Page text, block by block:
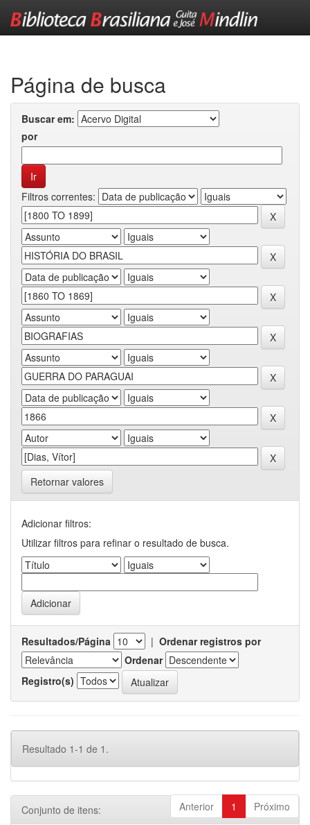
Página de busca
Buscar em:
por
Filtros correntes:
Retornar valores
Adicionar filtros:
Utilizar filtros para refinar o resultado de busca.
Resultados/Página | Ordenar registros por
Ordenar
Registro(s)
Resultado 1-1 de 1.
Anterior 1 Próximo
Conjunto de itens: